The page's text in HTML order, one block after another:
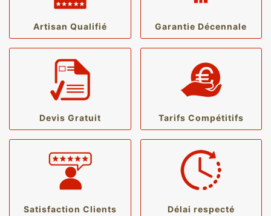
Artisan Qualifié Garantie Décennale
Devis Gratuit Tarifs Compétitifs
Satisfaction Clients Délai respecté